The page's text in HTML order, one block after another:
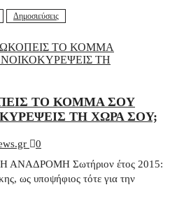
Δημοσιεύσεις
ΤΟ ΚΟΜΜΑ ΣΟΥ
ΤΗ ΧΩΡΑ ΣΟΥ;
0
Σωτήριον έτος 2015:
ως υποψήφιος τότε για την